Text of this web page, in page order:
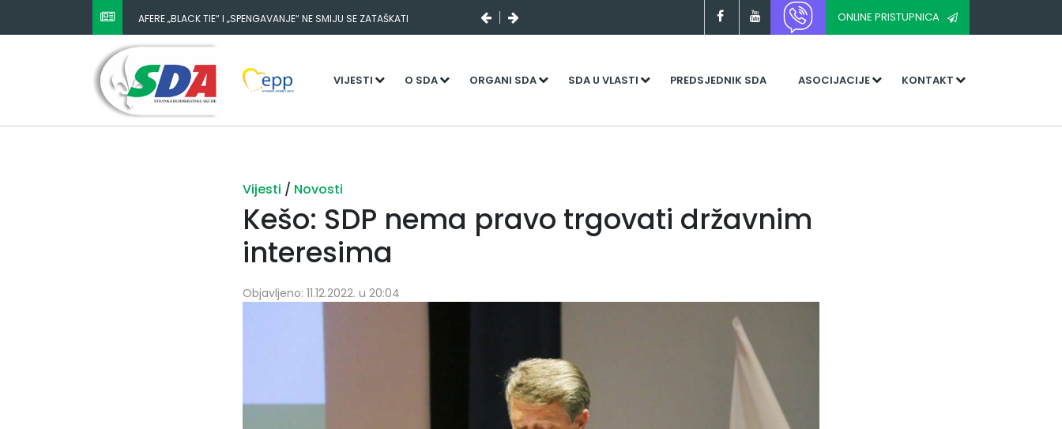
AFERE „BLACK TIE“ I „SPENGAVANJE“ NE SMIJU SE ZATAŠKATI ONLINE PRISTUPNICA
VIJESTI O SDA ORGANI SDA SDA U VLASTI PREDSJEDNIK SDA ASOCIJACIJE KONTAKT
Vijesti / Novosti
Kešo: SDP nema pravo trgovati državnim
interesima
Objavljeno: 11.12.2022. u 20:04